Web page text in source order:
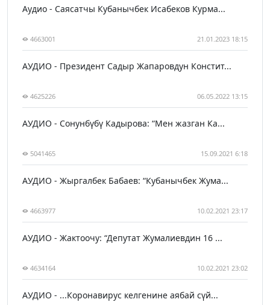
Аудио - Саясатчы Кубанычбек Исабеков Курма...
4663001 21.01.2023 18:15
АУДИО - Президент Садыр Жапаровдун Констит...
4625226 06.05.2022 13:15
АУДИО - Сонунбүбү Кадырова: “Мен жазган Ка...
5041465 15.09.2021 6:18
АУДИО - Жыргалбек Бабаев: “Кубанычбек Жума...
4663977 10.02.2021 23:17
АУДИО - Жактоочу: “Депутат Жумалиевдин 16 ...
4634164 10.02.2021 23:02
АУДИО - ...Коронавирус келгенине аябай сүй...